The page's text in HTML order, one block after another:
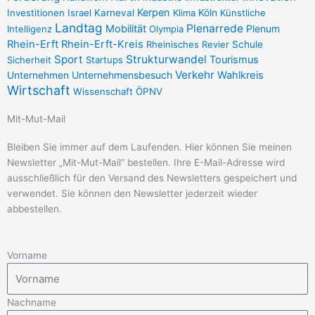
r
a
m
o
k
-
f
Investitionen Israel Karneval Kerpen Klima Köln Künstliche
Intelligenz Landtag Mobilität Olympia Plenarrede Plenum
Rhein-Erft Rhein-Erft-Kreis Rheinisches Revier Schule
Sicherheit Sport Startups Strukturwandel Tourismus
Unternehmen Unternehmensbesuch Verkehr Wahlkreis
Wirtschaft Wissenschaft ÖPNV
Mit-Mut-Mail
Bleiben Sie immer auf dem Laufenden. Hier können Sie meinen
Newsletter „Mit-Mut-Mail“ bestellen. Ihre E-Mail-Adresse wird
ausschließlich für den Versand des Newsletters gespeichert und
verwendet. Sie können den Newsletter jederzeit wieder
abbestellen.
Vorname
Nachname